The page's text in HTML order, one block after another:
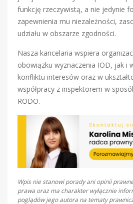
funkcję rzeczywistą, a nie jedynie
zapewnienia mu niezależności,
udziału w obszarze zgodności.
Nasza kancelaria wspiera
obowiązku wyznaczenia IOD, jak i
konfliktu interesów oraz w
współpracy z inspektorem w
RODO.
Wpis nie stanowi porady ani opinii
prawa oraz ma charakter wyłącznie
poglądów jego autora na tematy